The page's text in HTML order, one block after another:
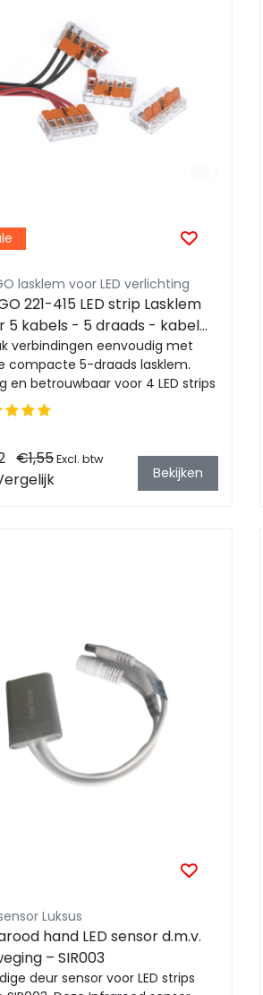
lasklem voor LED verlichting
221-415 LED strip Lasklem
5 kabels - 5 draads - kabel
- WAGO
verbindingen eenvoudig met
compacte 5-draads lasklem.
en betrouwbaar voor 4 LED strips
en 32A....
€1,55Excl. btw
Bekijken
Luksus
hand LED sensor d.m.v.
– SIR003
deur sensor voor LED strips